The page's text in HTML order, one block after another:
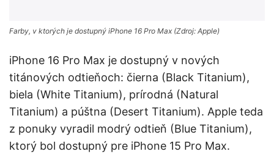
Farby, v ktorých je dostupný iPhone 16 Pro Max (Zdroj: Apple)
iPhone 16 Pro Max je dostupný v nových
titánových odtieňoch: čierna (Black Titanium),
biela (White Titanium), prírodná (Natural
Titanium) a púštna (Desert Titanium). Apple teda
z ponuky vyradil modrý odtieň (Blue Titanium),
ktorý bol dostupný pre iPhone 15 Pro Max.